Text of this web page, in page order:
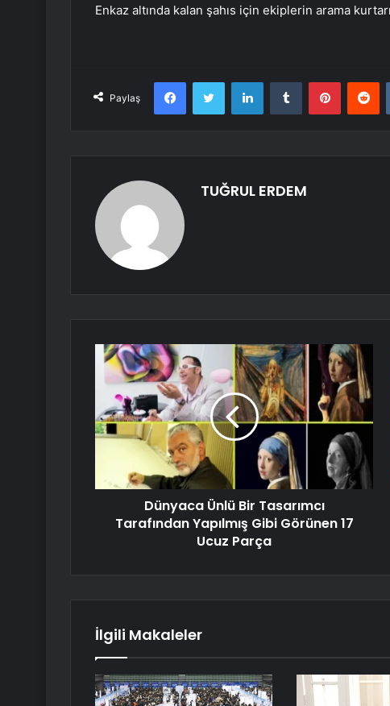
Enkaz altında kalan şahıs için ekiplerin arama
Paylaş
FacebookTwitter LinkedInTumblr Pinterest
TUĞRUL ERDEM
Dünyaca Ünlü Bir Tasarımcı
Tarafından Yapılmış Gibi Görünen 17
Ucuz Parça
İlgili Makaleler